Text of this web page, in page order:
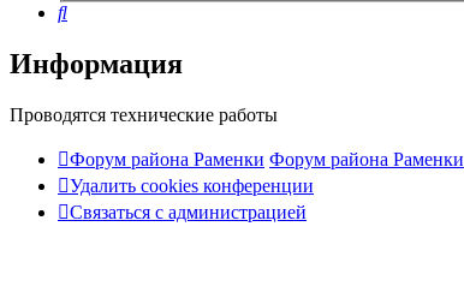
Поиск
Информация
Проводятся технические работы
Форум района Раменки Форум района Раменки
Удалить cookies конференции
Связаться с администрацией